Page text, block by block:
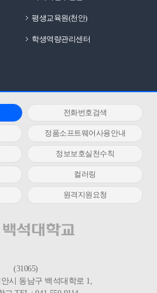
평생교육원(천안)
학생역량관리센터
전화번호검색
정품소프트웨어사용안내
정보보호실천수칙
컬러링
원격지원요청
(31065)
시 동남구 백석대학로 1,